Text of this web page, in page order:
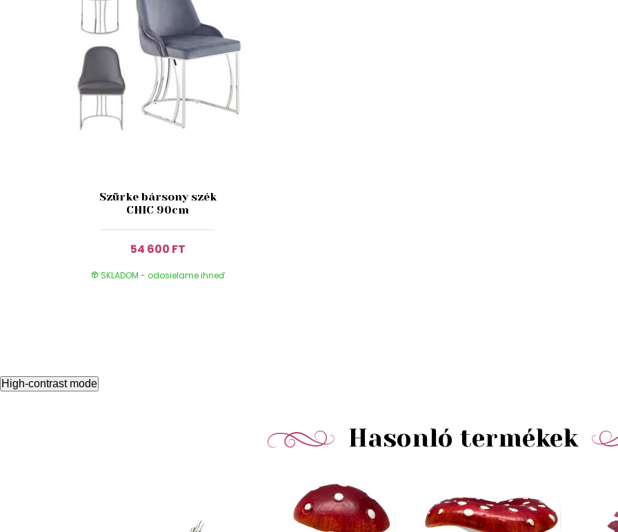
Szürke bársony szék
CHIC 90cm
54 600 FT
SKLADOM - odosielame ihneď
High-contrast mode
Hasonló termékek